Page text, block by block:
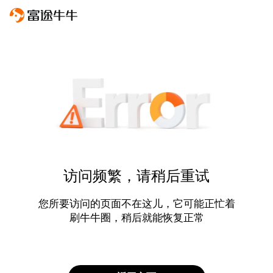
访问频繁，请稍后重试
您所要访问的页面不在这儿，它可能正忙着
刷牛牛圈，稍后就能恢复正常